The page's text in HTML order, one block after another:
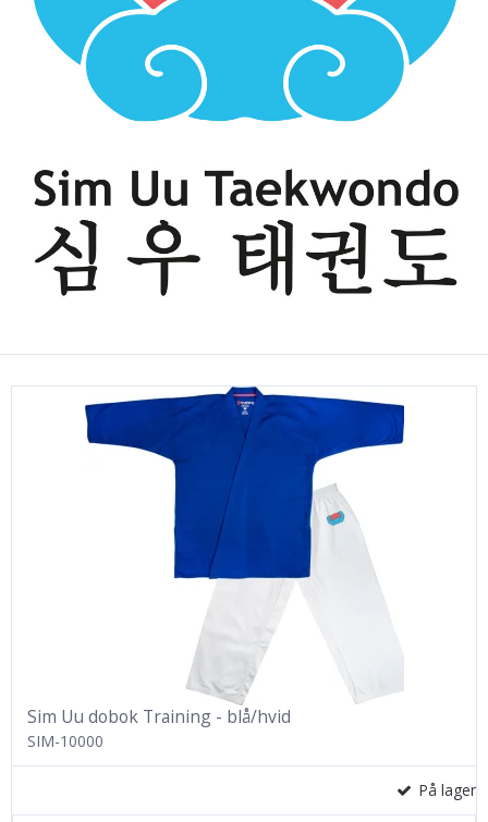
Sim Uu dobok Training - blå/hvid
SIM-10000
På lager